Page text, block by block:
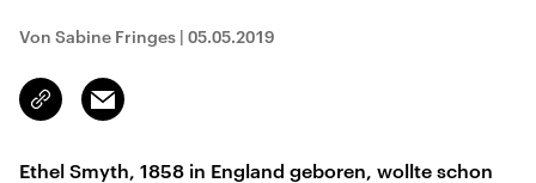
Von Sabine Fringes | 05.05.2019
Link
kopieren/teilen
Email
Ethel Smyth, 1858 in England geboren, wollte schon